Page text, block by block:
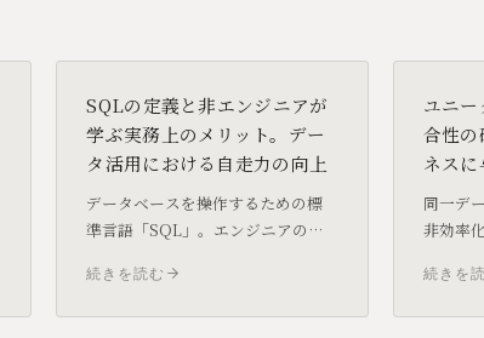
SQLの定義と非エンジニアが
学ぶ実務上のメリット。デー
タ活用における自走力の向上
データベースを操作するための標
準言語「SQL」。エンジニアの専
ンジニアがSQLを習得すること
続きを読む
ユニ
合性の
ネス
同一デ
非効率
ク制約
続きを